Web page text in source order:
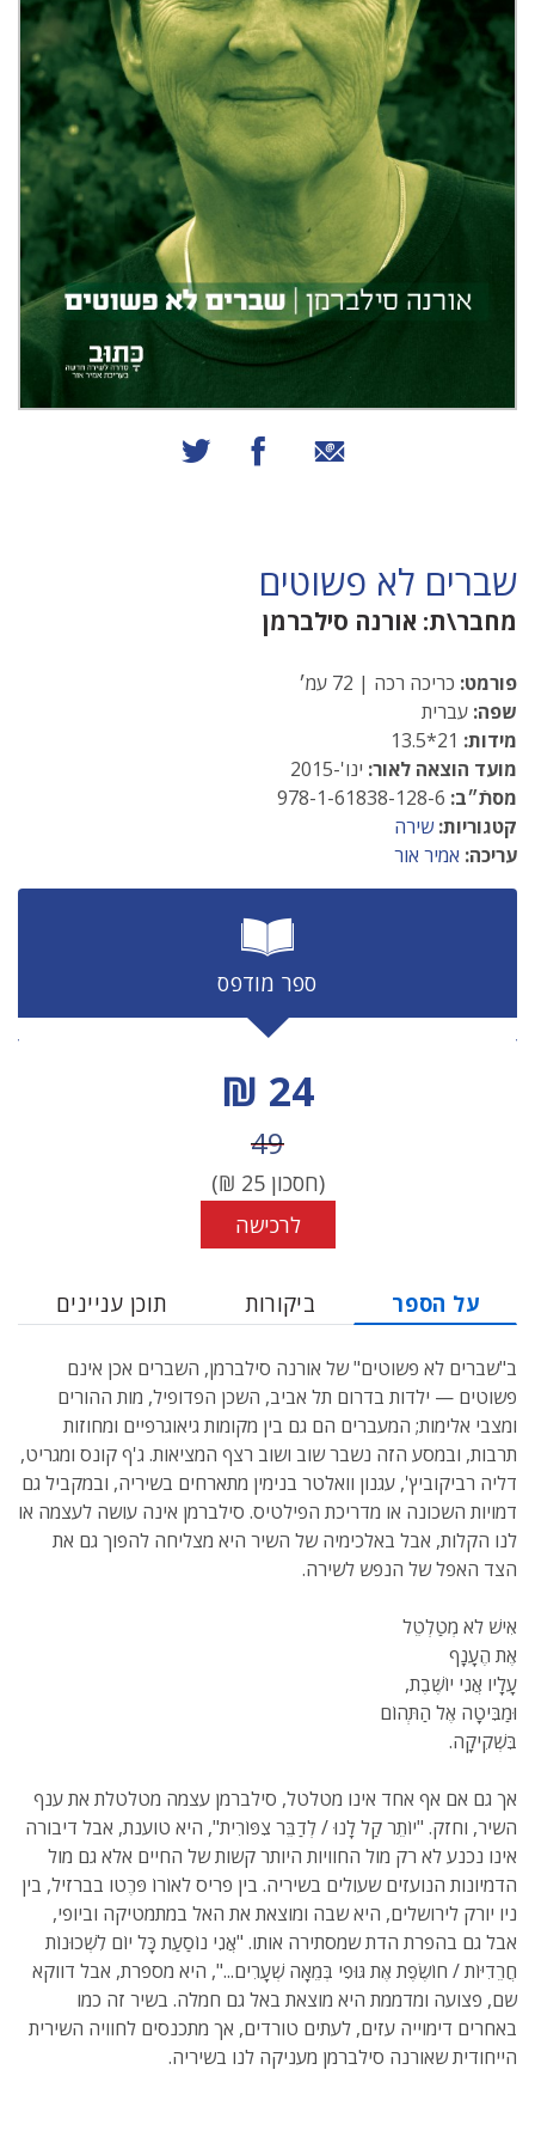
שיתוף באמצעות אימייל
שיתוף בפייסבוק
שברים לא פשוטים
מחבר\ת: אורנה סילברמן
פורמט: כריכה רכה | 72 עמ׳
שפה: עברית
מידות:
מועד הוצאה לאור: ינו'-2015
מסתֿ״ב:
קטגוריות: שירה
עריכה: אמיר אור
ספר מודפס
מחיר הנחה
24 ₪
מחיר לפני הנחה
49
(חסכון25
₪)
לרכישה
על הספר ביקורות תוכן עניינים
ב"שברים לא פשוטים" של אורנה סילברמן, השברים אכן אינם
פשוטים — ילדות בדרום תל אביב, השכן הפדופיל, מות ההורים
ומצבי אלימות; המעברים הם גם בין מקומות גיאוגרפיים ומחוזות
תרבות, ובמסע הזה נשבר שוב ושוב רצף המציאות. ג'ף קונס ומגריט,
דליה רביקוביץ', עגנון וואלטר בנימין מתארחים בשיריה, ובמקביל גם
דמויות השכונה או מדריכת הפילטיס. סילברמן אינה עושה לעצמה או
לנו הקלות, אבל באלכימיה של השיר היא מצליחה להפוך גם את
הצד האפל של הנפש לשירה.
אִישׁ לֹא מְטַלְטֵל
אֶת הֶעָנָף
עָלָיו אֲנִי יוֹשֶׁבֶת,
וּמַבִּיטָה אֶל הַתְּהוֹם
בִּשְׁקִיקָה.
אך גם אם אף אחד אינו מטלטל, סילברמן עצמה מטלטלת את ענף
השיר, וחזק. "יוֹתֵר קַל לָנוּ / לְדַבֵּר צִפּוֹרִית", היא טוענת, אבל דיבורה
אינו נכנע לא רק מול החוויות היותר קשות של החיים אלא גם מול
הדמיונות הנועזים שעולים בשיריה. בין פריס לאוֹרוֹ פּרֶטו בברזיל, בין
ניו יורק לירושלים, היא שבה ומוצאת את האל במתמטיקה וביופי,
אבל גם בהפרת הדת שמסתירה אותו. "אֲנִי נוֹסַעַת כָּל יוֹם לִשְׁכוּנוֹת
חֲרֵדִיּוֹת / חוֹשֶׂפֶת אֶת גּוּפִי בְּמֵאָה שְׁעָרִים...", היא מספרת, אבל דווקא
שם, פצועה ומדממת היא מוצאת באל גם חמלה. בשיר זה כמו
באחרים דימוייה עזים, לעתים טורדים, אך מתכנסים לחוויה השירית
הייחודית שאורנה סילברמן מעניקה לנו בשיריה.